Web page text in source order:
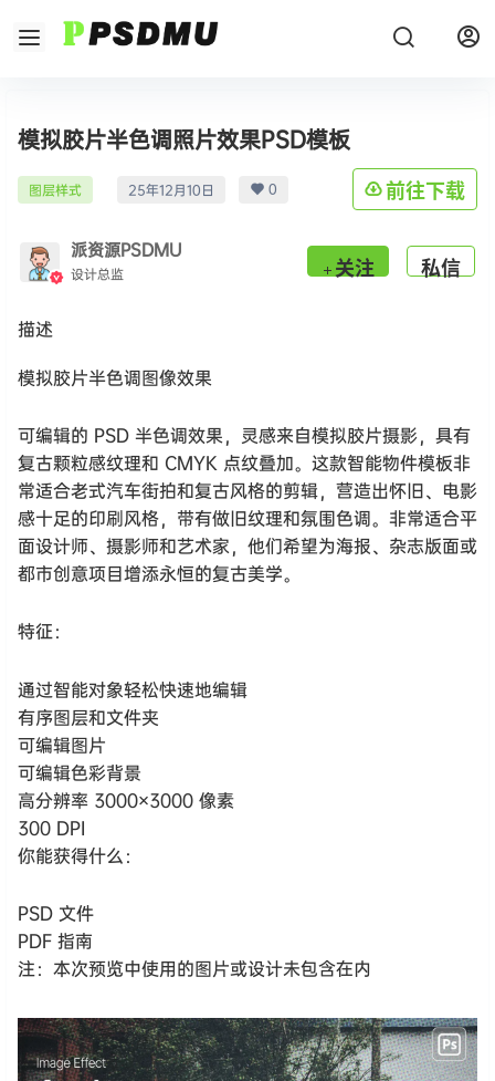
模拟胶片半色调照片效果PSD模板
图层样式 25年12月10日 0 前往下载
派资源PSDMU
设计总监 关注 私信
描述
模拟胶片半色调图像效果
可编辑的 PSD 半色调效果，灵感来自模拟胶片摄影，具有
复古颗粒感纹理和 CMYK 点纹叠加。这款智能物件模板非
常适合老式汽车街拍和复古风格的剪辑，营造出怀旧、电影
感十足的印刷风格，带有做旧纹理和氛围色调。非常适合平
面设计师、摄影师和艺术家，他们希望为海报、杂志版面或
都市创意项目增添永恒的复古美学。
特征：
通过智能对象轻松快速地编辑
有序图层和文件夹
可编辑图片
可编辑色彩背景
高分辨率 3000×3000 像素
300 DPI
你能获得什么：
PSD 文件
PDF 指南
注：本次预览中使用的图片或设计未包含在内